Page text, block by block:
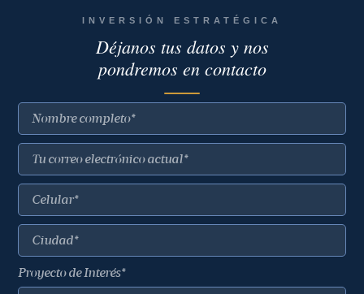
INVERSIÓN ESTRATÉGICA
Déjanos tus datos y nos
pondremos en contacto
Proyecto de Interés*